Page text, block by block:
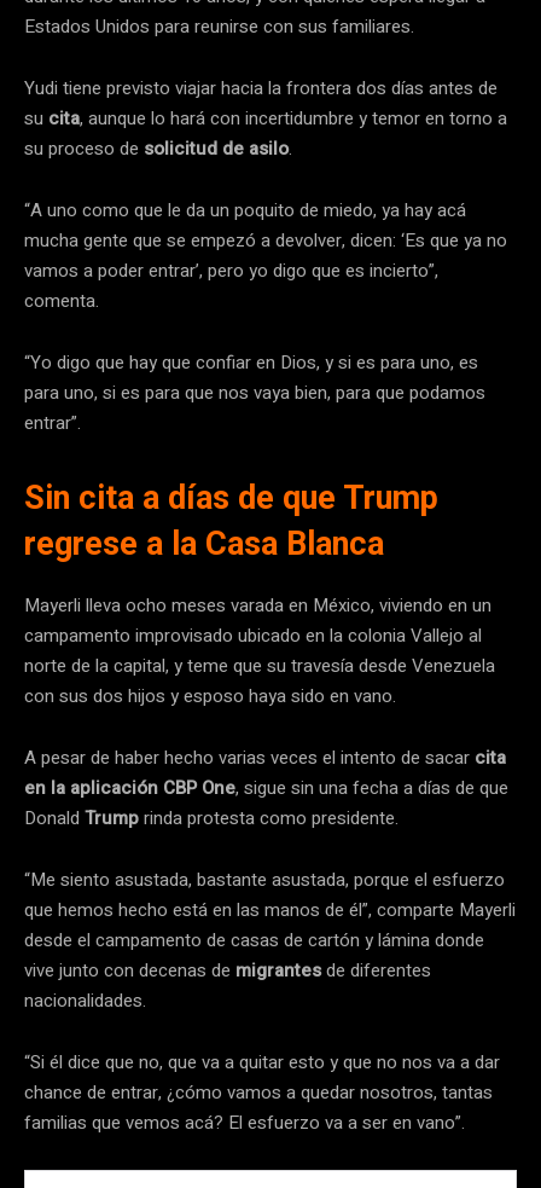
Estados Unidos para reunirse con sus familiares.
Yudi tiene previsto viajar hacia la frontera dos días antes de
su cita, aunque lo hará con incertidumbre y temor en torno a
su proceso de solicitud de asilo.
“A uno como que le da un poquito de miedo, ya hay acá
mucha gente que se empezó a devolver, dicen: ‘Es que ya no
vamos a poder entrar’, pero yo digo que es incierto”,
comenta.
“Yo digo que hay que confiar en Dios, y si es para uno, es
para uno, si es para que nos vaya bien, para que podamos
entrar”.
Sin cita a días de que Trump
regrese a la Casa Blanca
Mayerli lleva ocho meses varada en México, viviendo en un
campamento improvisado ubicado en la colonia Vallejo al
norte de la capital, y teme que su travesía desde Venezuela
con sus dos hijos y esposo haya sido en vano.
A pesar de haber hecho varias veces el intento de sacar cita
en la aplicación CBP One, sigue sin una fecha a días de que
Donald Trumprinda protesta como presidente.
“Me siento asustada, bastante asustada, porque el esfuerzo
que hemos hecho está en las manos de él”, comparte Mayerli
desde el campamento de casas de cartón y lámina donde
vive junto con decenas de migrantesde diferentes
nacionalidades.
“Si él dice que no, que va a quitar esto y que no nos va a dar
chance de entrar, ¿cómo vamos a quedar nosotros, tantas
familias que vemos acá? El esfuerzo va a ser en vano”.